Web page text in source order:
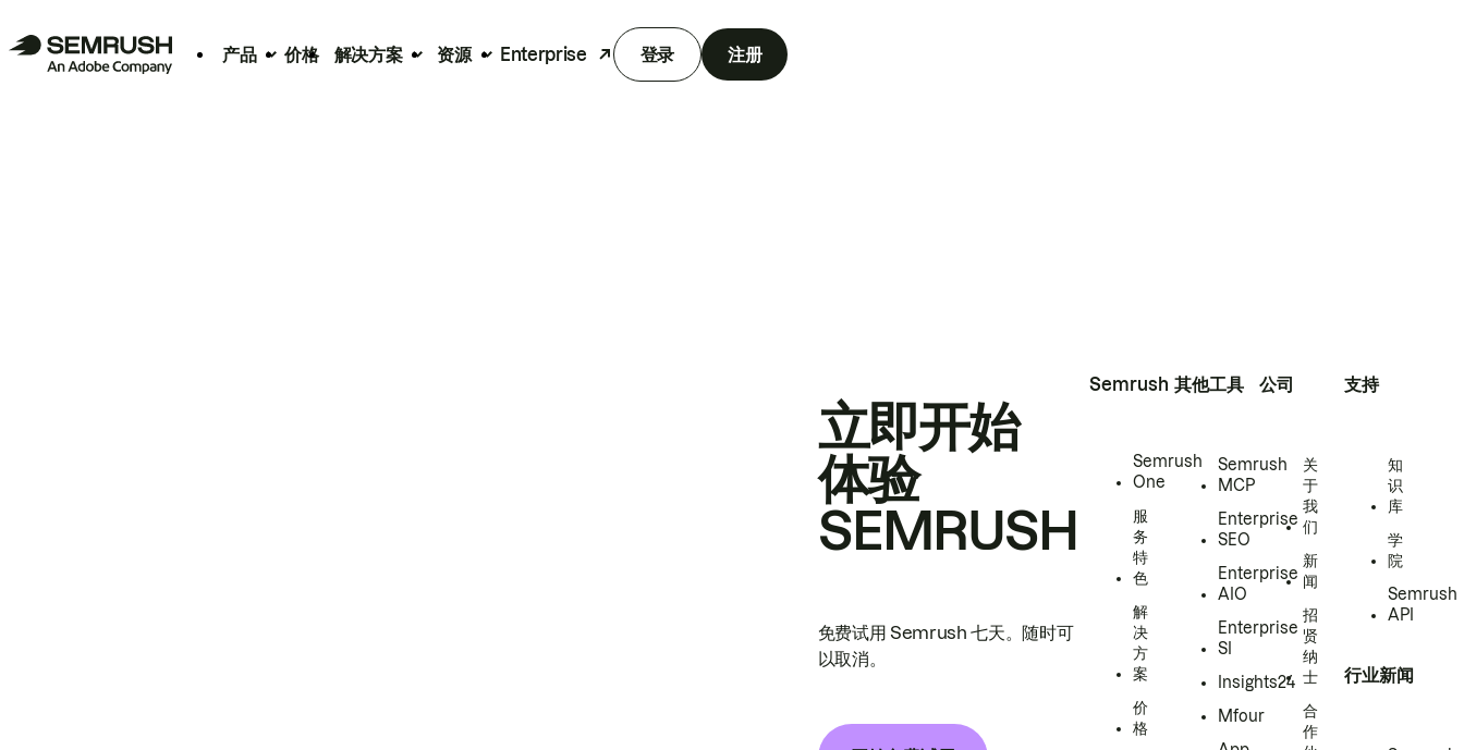
产品 价格 解决方案 资源 Enterprise 登录 注册
立即开始
体验
SEMRUSH
免费试用 Semrush 七天。随时可
以取消。
Semrush
Semrush
One
服
务
特
色
解
决
方
案
价
格
其他工具
Semrush
MCP
Enterprise
SEO
Enterprise
AIO
Enterprise
SI
Insights24
Mfour
公司
关
于
我
们
新
闻
招
贤
纳
士
合
作
支持
知
识
库
学
院
Semrush
API
行业新闻